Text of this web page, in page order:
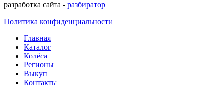
разработка сайта - разбиратор
Политика конфиденциальности
Главная
Каталог
Колёса
Регионы
Выкуп
Контакты